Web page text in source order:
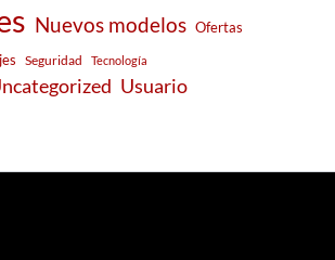
Nuevos modelos Ofertas
Seguridad Tecnología
Usuario